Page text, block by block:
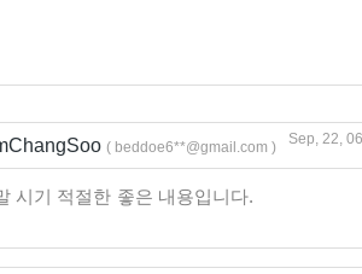
( beddoe6**@gmail.com ) Sep, 22,
시기 적절한 좋은 내용입니다.